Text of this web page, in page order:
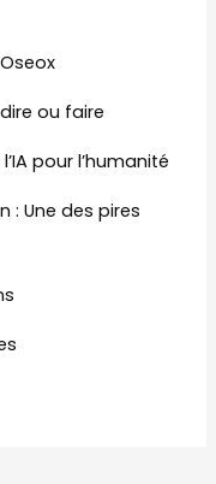
ou faire
pour l’humanité
: Une des pires